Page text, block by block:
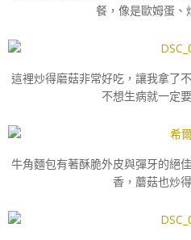
餐，像是歐姆蛋、
這裡炒得磨菇非常好吃，讓我拿了
不想生病就一定
牛角麵包有著酥脆外皮與彈牙的絕
香，蘑菇也炒